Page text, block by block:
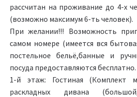
рассчитан на проживание до 4-х
(возможно максимум 6-ть человек).
При желании!!! Возможность
самом номере (имеется вся
постельное бельё,банные и
посуда предоставляются бесплатно.
1-й этаж: Гостиная (Комплект
раскладных дивана